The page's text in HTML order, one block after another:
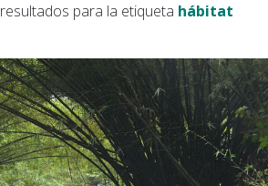
resultados para la etiqueta hábitat